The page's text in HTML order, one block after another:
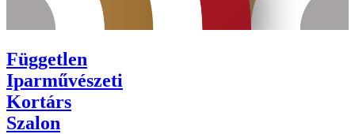
Független
Iparművészeti
Kortárs
Szalon